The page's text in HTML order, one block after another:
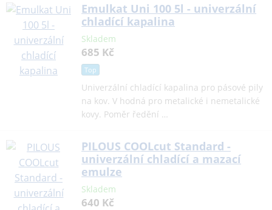
Emulkat Uni 100 5l - univerzální
chladící kapalina
Skladem
685 Kč
Top
Univerzální chladící kapalina pro pásové pily
na kov. V hodná pro metalické i nemetalické
kovy. Poměr ředění …
PILOUS COOLcut Standard -
univerzální chladící a mazací
emulze
Skladem
640 Kč